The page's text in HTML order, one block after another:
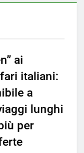
ai
italiani:
a
lunghi
per